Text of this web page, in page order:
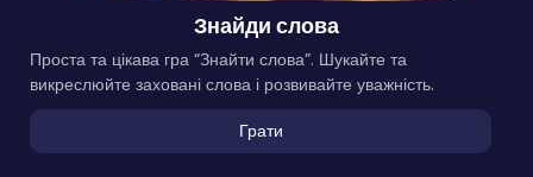
Знайди слова
Проста та цікава гра “Знайти слова”. Шукайте та
викреслюйте заховані слова і розвивайте уважність.
Грати